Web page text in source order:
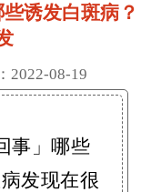
诱发白斑病？
08-19
事」哪些
发现在很